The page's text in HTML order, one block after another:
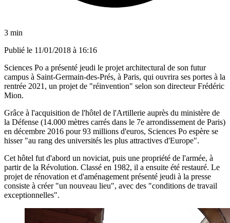
3 min
Publié le 11/01/2018 à 16:16
Sciences Po a présenté jeudi le projet architectural de son futur
campus à Saint-Germain-des-Prés, à Paris, qui ouvrira ses portes à la
rentrée 2021, un projet de "réinvention" selon son directeur Frédéric
Mion.
Grâce à l'acquisition de l'hôtel de l'Artillerie auprès du ministère de
la Défense (14.000 mètres carrés dans le 7e arrondissement de Paris)
en décembre 2016 pour 93 millions d'euros, Sciences Po espère se
hisser "au rang des universités les plus attractives d'Europe".
Cet hôtel fut d'abord un noviciat, puis une propriété de l'armée, à
partir de la Révolution. Classé en 1982, il a ensuite été restauré. Le
projet de rénovation et d'aménagement présenté jeudi à la presse
consiste à créer "un nouveau lieu", avec des "conditions de travail
exceptionnelles".